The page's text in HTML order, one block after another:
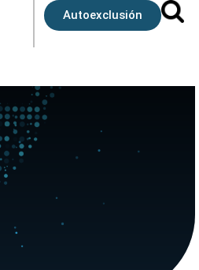
Autoexclusión